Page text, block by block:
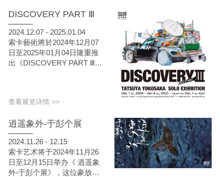
中神仙的居所，艺术家以传统
探讨女性形象在宗教、文学与
艺术领域的演化与交织，而《
瑶臺之约 》即是邀请观众进
行一场精神上的出走，放下所
DISCOVERY PART Ⅲ
2024.12.07 - 2025.01.04
索卡藝術將於2024年12月07
日至2025年01月04日隆重推
出《DISCOVERY PART Ⅲ》
列，以「時光機」為創作靈
保時捷名車，探索人類在災難
中對未知的恐懼，傳達出一種
想要回到過去的深層渴望。
查看展览详情 >>
逍遥象外-于彭个展
2024.11.26 - 12.15
索卡艺术将于2024年11月26
日至12月15日举办《 逍遥象
外-于彭个展》，这位豪放不